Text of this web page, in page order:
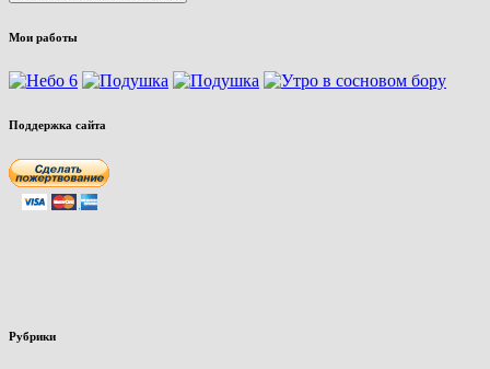
Мои работы
Поддержка сайта
Рубрики